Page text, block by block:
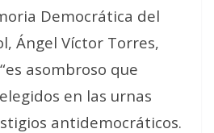
Democrática del
Ángel Víctor Torres,
asombroso que
en las urnas
antidemocráticos.